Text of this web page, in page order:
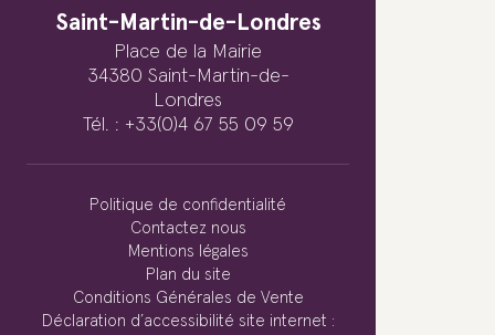
Saint-Martin-de-Londres
Place de la Mairie
34380 Saint-Martin-de-
Londres
Tél. : +33(0)4 67 55 09 59
Politique de confidentialité
Contactez nous
Mentions légales
Plan du site
Conditions Générales de Vente
Déclaration d’accessibilité site internet :